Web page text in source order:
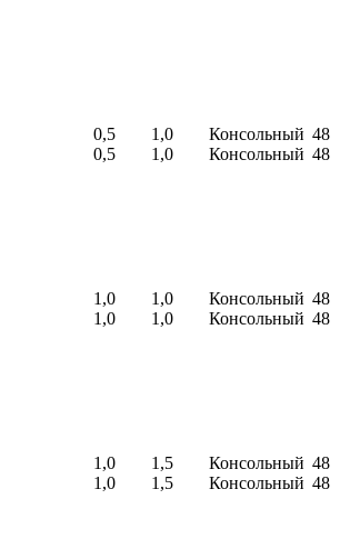
0,5
0,5
1,0
1,0
Консольный
Консольный
48
48
1,0
1,0
1,0
1,0
Консольный
Консольный
48
48
1,0
1,0
1,5
1,5
Консольный
Консольный
48
48